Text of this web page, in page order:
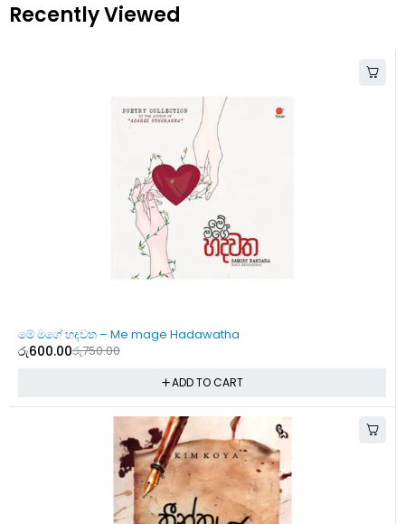
Recently Viewed
-20%
මේ මගේ හදවත – Me mage Hadawatha
රු750.00
රු600.00
ADD TO CART